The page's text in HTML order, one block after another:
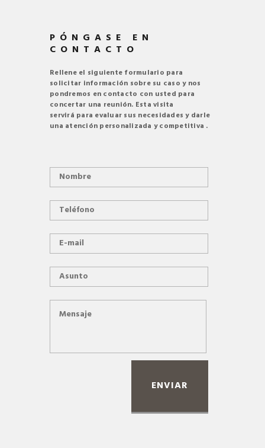
PÓNGASE EN
CONTACTO
Rellene el siguiente formulario para
solicitar información sobre su caso y nos
pondremos en contacto con usted para
concertar una reunión. Esta visita
servirá para evaluar sus necesidades y darle
una atención personalizada y competitiva .
ENVIAR